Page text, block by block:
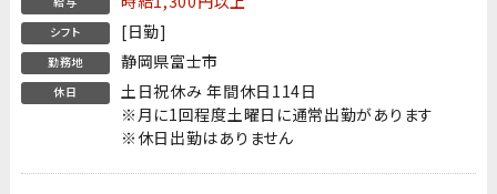
シフト [日勤]
勤務地 静岡県富士市
休日
土日祝休み 年間休日114日
※月に1回程度土曜日に通常出勤があります
※休日出勤はありません